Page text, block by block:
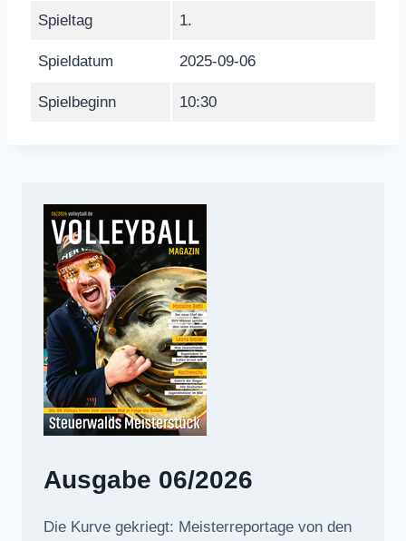
Spieltag 1.
Spieldatum 2025-09-06
Spielbeginn 10:30
Ausgabe 06/2026
Die Kurve gekriegt: Meisterreportage von den